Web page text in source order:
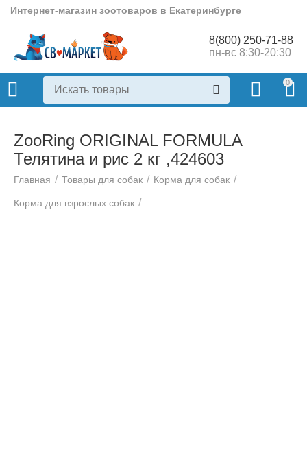
Интернет-магазин зоотоваров в Екатеринбурге
8(800) 250-71-88
пн-вс 8:30-20:30
0
ZooRing ORIGINAL FORMULA
Телятина и рис 2 кг ,424603
Главная / Товары для собак / Корма для собак /
Корма для взрослых собак /